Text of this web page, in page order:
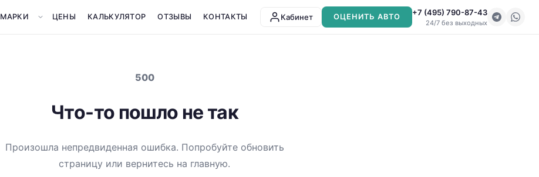
МАРКИ ЦЕНЫ КАЛЬКУЛЯТОР ОТЗЫВЫ КОНТАКТЫ Кабинет ОЦЕНИТЬ АВТО +7 (495) 790-87-43
24/7 без выходных
500
Что-то пошло не так
Произошла непредвиденная ошибка. Попробуйте обновить
страницу или вернитесь на главную.